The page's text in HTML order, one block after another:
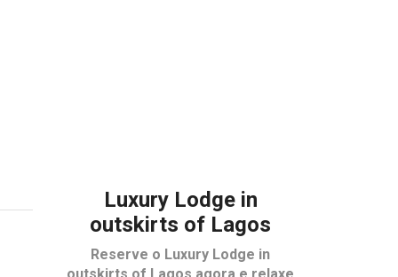
Luxury Lodge in
outskirts of Lagos
Reserve o Luxury Lodge in